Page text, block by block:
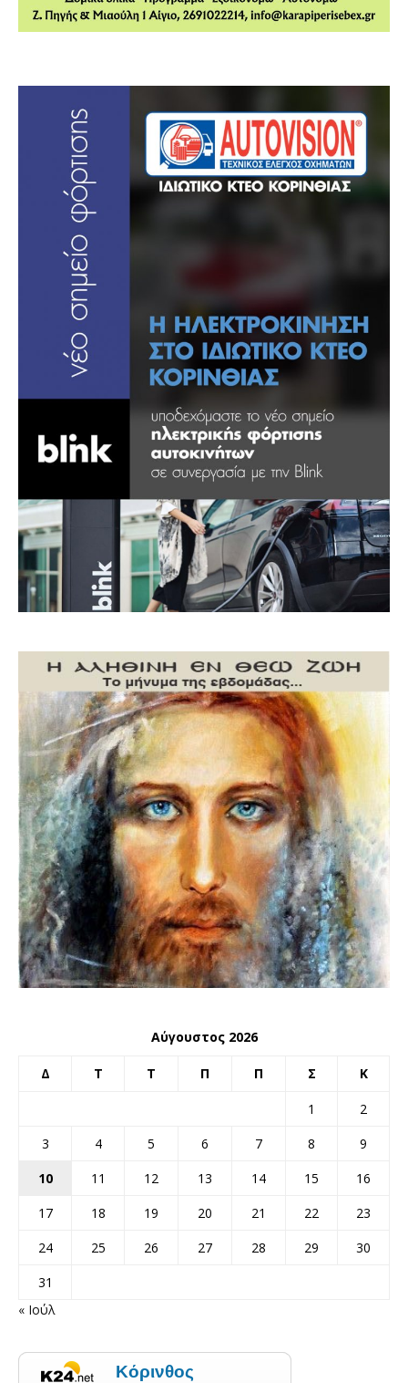
Αύγουστος 2026
Δ Τ Τ Π Π Σ Κ
1
2
3
4 5 6 7 8
9
10
11 12 13 14 15
16
17
18 19 20 21 22
23
24
25 26 27 28 29
30
31
« Ιούλ